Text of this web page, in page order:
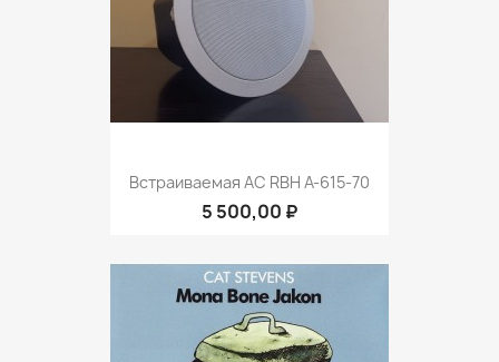
Встраиваемая АС RBH A-615-70
5 500,00 ₽